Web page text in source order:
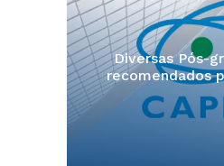
Diversas Pós-
recomendados